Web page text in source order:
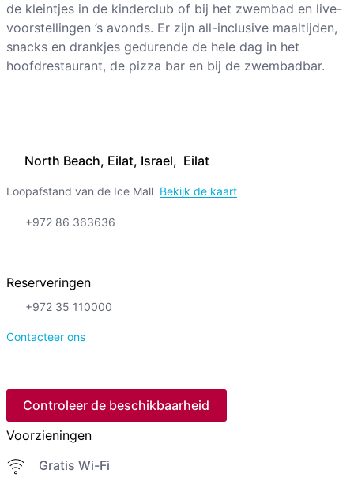
North Beach, Eilat, Israel, Eilat
Loopafstand van de Ice Mall Bekijk de kaart
+972 86 363636
Reserveringen
+972 35 110000
Contacteer ons
Controleer de beschikbaarheid
Voorzieningen
Gratis Wi-Fi
de kleintjes in de kinderclub of bij het zwembad en live-
voorstellingen ’s avonds. Er zijn all-inclusive maaltijden,
snacks en drankjes gedurende de hele dag in het
hoofdrestaurant, de pizza bar en bij de zwembadbar.